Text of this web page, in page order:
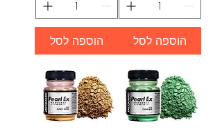
הוספה לסל הוספה לסל